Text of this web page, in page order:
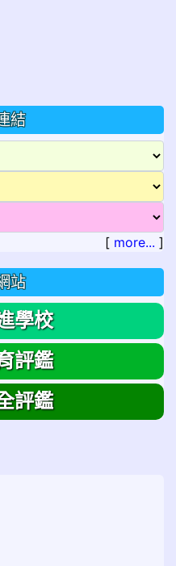
結
[ more... ]
站
學校
評鑑
評鑑